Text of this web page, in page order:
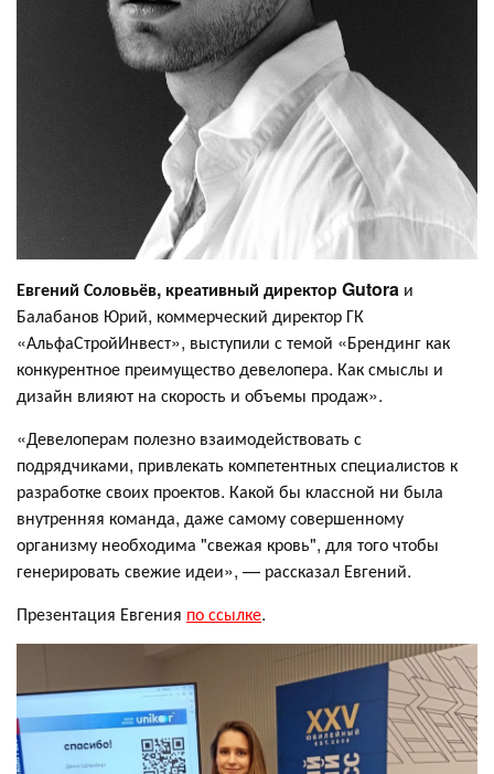
Евгений Соловьёв, креативный директор Gutora и
Балабанов Юрий, коммерческий директор ГК
«АльфаСтройИнвест», выступили с темой «Брендинг как
конкурентное преимущество девелопера. Как смыслы и
дизайн влияют на скорость и объемы продаж».
«Девелоперам полезно взаимодействовать с
подрядчиками, привлекать компетентных специалистов к
разработке своих проектов. Какой бы классной ни была
внутренняя команда, даже самому совершенному
организму необходима "свежая кровь", для того чтобы
генерировать свежие идеи», — рассказал Евгений.
Презентация Евгения по ссылке.